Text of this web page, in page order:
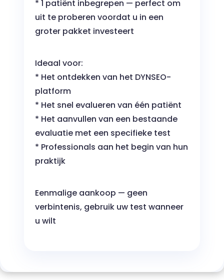
* 1 patiënt inbegrepen — perfect om
uit te proberen voordat u in een
groter pakket investeert
Ideaal voor:
* Het ontdekken van het DYNSEO-
platform
* Het snel evalueren van één patiënt
* Het aanvullen van een bestaande
evaluatie met een specifieke test
* Professionals aan het begin van hun
praktijk
Eenmalige aankoop — geen
verbintenis, gebruik uw test wanneer
u wilt